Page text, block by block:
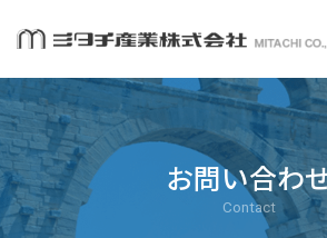
お問い合わ
Contact